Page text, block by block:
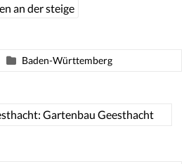
an der steige
Baden-Württemberg
Gartenbau Geesthacht